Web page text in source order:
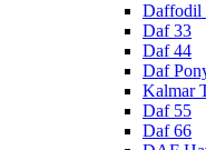
Daffodil
Daf 33
Daf 44
Daf
Kalmar
Daf 55
Daf 66